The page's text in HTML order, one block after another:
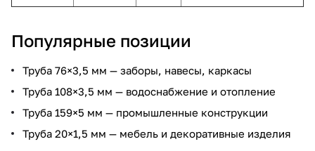
Популярные позиции
Труба 76×3,5 мм — заборы, навесы, каркасы
Труба 108×3,5 мм — водоснабжение и отопление
Труба 159×5 мм — промышленные конструкции
Труба 20×1,5 мм — мебель и декоративные изделия